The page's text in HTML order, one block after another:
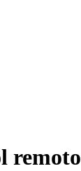
remoto